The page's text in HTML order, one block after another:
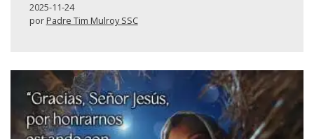
2025-11-24
porPadre Tim Mulroy SSC